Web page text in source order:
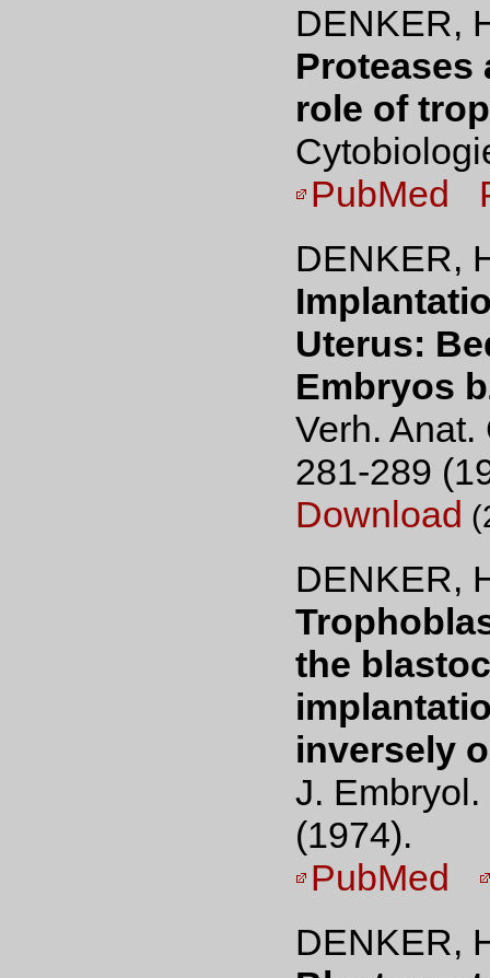
DENKER,
Proteases
role of
PubMed
DENKER,
Uterus:
Embryos
Verh. Anat.
281-289
Download
DENKER,
the
inversely
J.
(1974).
PubMed
DENKER,